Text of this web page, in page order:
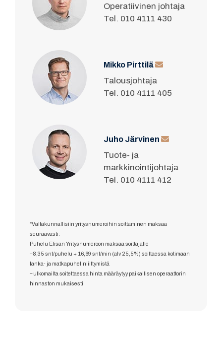
Operatiivinen johtaja
Tel. 010 4111 430
Mikko Pirttilä
Talousjohtaja
Tel. 010 4111 405
Juho Järvinen
Tuote- ja
markkinointijohtaja
Tel. 010 4111 412
*Valtakunnallisiin yritysnumeroihin soittaminen maksaa
seuraavasti:
Puhelu Elisan Yritysnumeroon maksaa soittajalle
– 8,35 snt/puhelu + 16,69 snt/min (alv 25,5%) soittaessa kotimaan
lanka- ja matkapuhelinliittymistä
– ulkomailta soitettaessa hinta määräytyy paikallisen operaattorin
hinnaston mukaisesti.